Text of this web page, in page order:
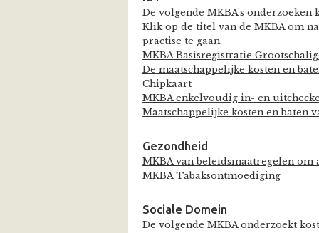
De volgende MKBA's onderzoeken
Klik op de titel van de MKBA om
practise te gaan.
MKBA Basisregistratie
De maatschappelijke kosten en
Chipkaart
MKBA enkelvoudig in- en
Maatschappelijke kosten en baten
Gezondheid
MKBA van beleidsmaatregelen
MKBA Tabaksontmoediging
Sociale Domein
De volgende MKBA onderzoekt